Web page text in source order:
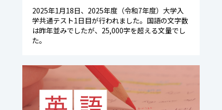
2025年1月18日、2025年度（令和7年度）大学入
学共通テスト1日目が行われました。国語の文字数
は昨年並みでしたが、25,000字を超える文量でし
た。